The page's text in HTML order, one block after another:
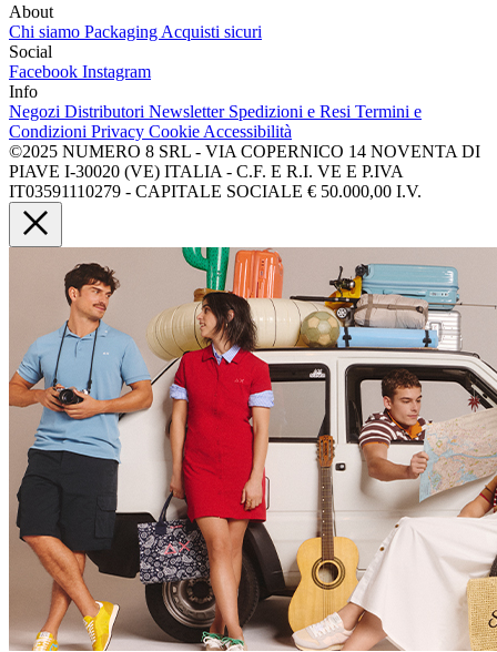
About
Chi siamo Packaging Acquisti sicuri
Social
Facebook Instagram
Info
Negozi Distributori Newsletter Spedizioni e Resi Termini e
Condizioni Privacy Cookie Accessibilità
©2025 NUMERO 8 SRL - VIA COPERNICO 14 NOVENTA DI
PIAVE I-30020 (VE) ITALIA - C.F. E R.I. VE E P.IVA
IT03591110279 - CAPITALE SOCIALE € 50.000,00 I.V.